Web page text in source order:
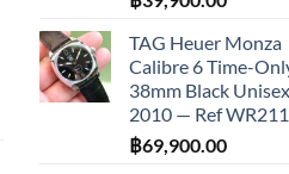
TAG Heuer Monza
Calibre 6 Time-
38mm Black
2010 — Ref
฿69,900.00